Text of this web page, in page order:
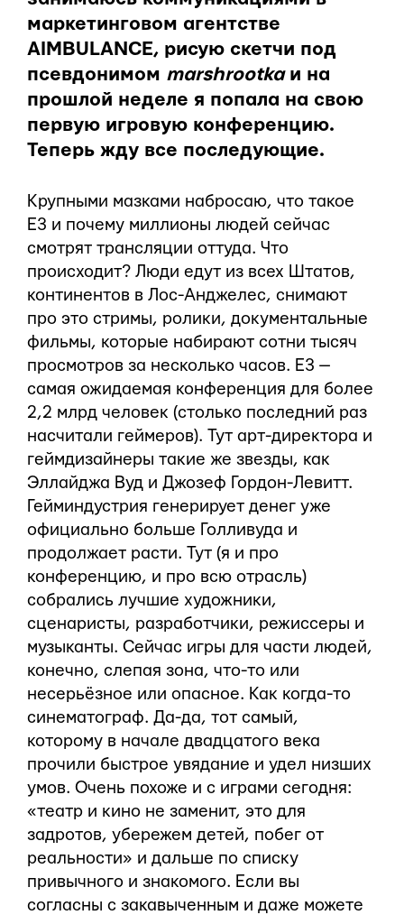
маркетинговом агентстве
AIMBULANCE, рисую скетчи под
псевдонимом marshrootkaи на
прошлой неделе я попала на свою
первую игровую конференцию.
Теперь жду все последующие.
Крупными мазками набросаю, что такое
E3 и почему миллионы людей сейчас
смотрят трансляции оттуда. Что
происходит? Люди едут из всех Штатов,
континентов в Лос-Анджелес, снимают
про это стримы, ролики, документальные
фильмы, которые набирают сотни тысяч
просмотров за несколько часов. Е3 —
самая ожидаемая конференция для более
2,2 млрд человек (столько последний раз
насчитали геймеров). Тут арт-директора и
геймдизайнеры такие же звезды, как
Эллайджа Вуд и Джозеф Гордон-Левитт.
Гейминдустрия генерирует денег уже
официально больше Голливуда и
продолжает расти. Тут (я и про
конференцию, и про всю отрасль)
собрались лучшие художники,
сценаристы, разработчики, режиссеры и
музыканты. Сейчас игры для части людей,
конечно, слепая зона, что-то или
несерьёзное или опасное. Как когда-то
синематограф. Да-да, тот самый,
которому в начале двадцатого века
прочили быстрое увядание и удел низших
умов. Очень похоже и с играми сегодня:
«театр и кино не заменит, это для
задротов, убережем детей, побег от
реальности» и дальше по списку
привычного и знакомого. Если вы
согласны с закавыченным и даже можете